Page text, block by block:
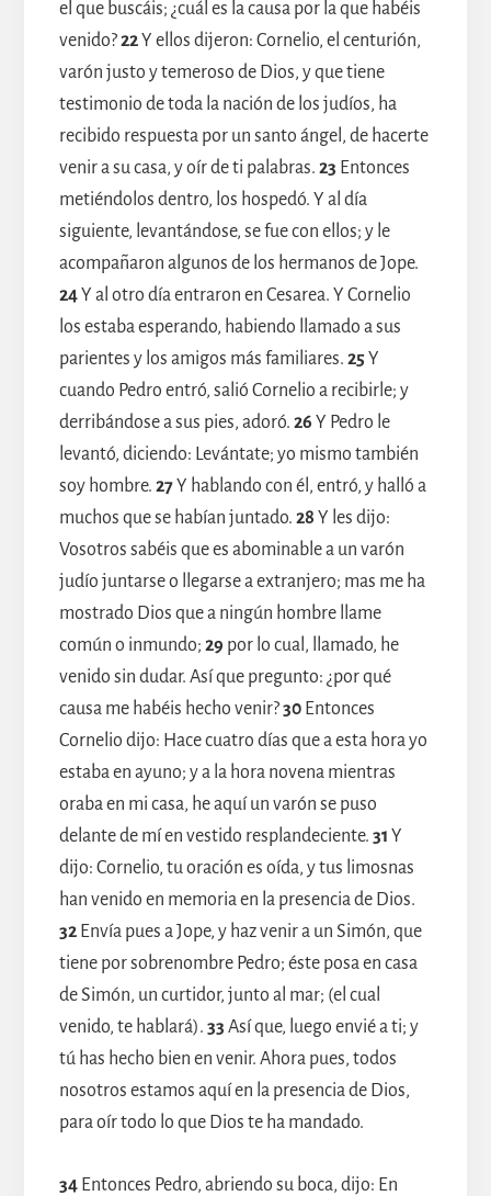
el que buscáis; ¿cuál es la causa por la que habéis
venido?22Y ellos dijeron: Cornelio, el centurión,
varón justo y temeroso de Dios, y que tiene
testimonio de toda la nación de los judíos, ha
recibido respuesta por un santo ángel, de hacerte
venir a su casa, y oír de ti palabras. 23 Entonces
metiéndolos dentro, los hospedó. Y al día
siguiente, levantándose, se fue con ellos; y le
acompañaron algunos de los hermanos de Jope.
24Y al otro día entraron en Cesarea. Y Cornelio
los estaba esperando, habiendo llamado a sus
parientes y los amigos más familiares. 25Y
cuando Pedro entró, salió Cornelio a recibirle; y
derribándose a sus pies, adoró. 26 Y Pedro le
levantó, diciendo: Levántate; yo mismo también
soy hombre. 27Y hablando con él, entró, y halló a
muchos que se habían juntado. 28 Y les dijo:
Vosotros sabéis que es abominable a un varón
judío juntarse o llegarse a extranjero; mas me ha
mostrado Dios que a ningún hombre llame
común o inmundo; 29 por lo cual, llamado, he
venido sin dudar. Así que pregunto: ¿por qué
causa me habéis hecho venir?30Entonces
Cornelio dijo: Hace cuatro días que a esta hora yo
estaba en ayuno; y a la hora novena mientras
oraba en mi casa, he aquí un varón se puso
delante de mí en vestido resplandeciente. 31 Y
dijo: Cornelio, tu oración es oída, y tus limosnas
han venido en memoria en la presencia de Dios.
32Envía pues a Jope, y haz venir a un Simón, que
tiene por sobrenombre Pedro; éste posa en casa
de Simón, un curtidor, junto al mar; (el cual
venido, te hablará). 33 Así que, luego envié a ti; y
tú has hecho bien en venir. Ahora pues, todos
nosotros estamos aquí en la presencia de Dios,
para oír todo lo que Dios te ha mandado.
34Entonces Pedro, abriendo su boca, dijo: En